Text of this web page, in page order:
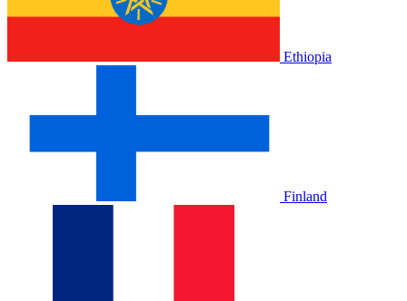
Ethiopia
Finland